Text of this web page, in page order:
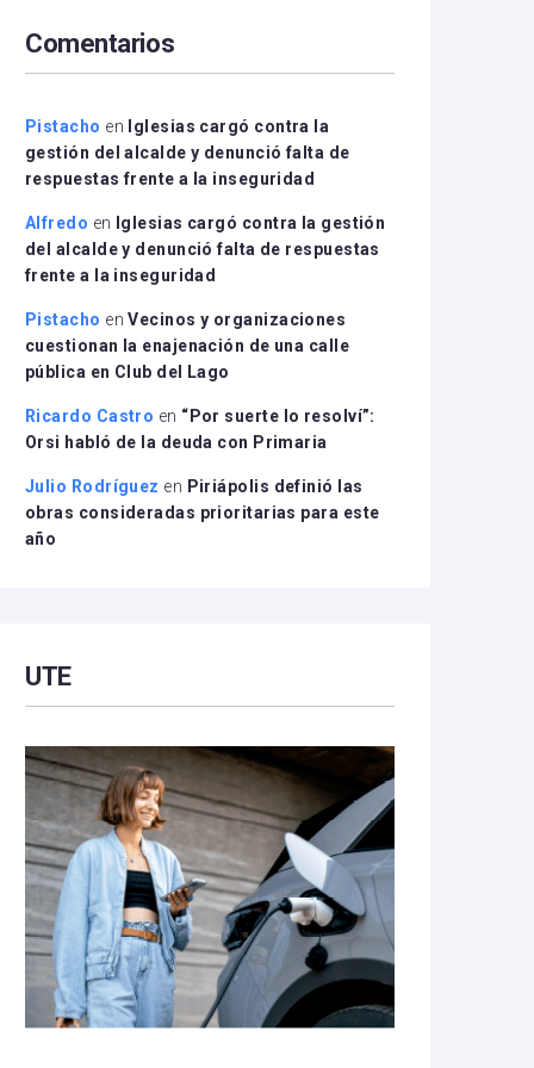
disminuir
el
Comentarios
Pistacho en
Iglesias cargó contra la
gestión del alcalde y denunció falta de
respuestas frente a la inseguridad
Alfredo en
Iglesias cargó contra la gestión
del alcalde y denunció falta de respuestas
frente a la inseguridad
Pistacho enVecinos y organizaciones
cuestionan la enajenación de una calle
pública en Club del Lago
Ricardo Castro en “Por suerte lo resolví”:
Orsi habló de la deuda con Primaria
Julio Rodríguez en Piriápolis definió las
obras consideradas prioritarias para este
año
UTE